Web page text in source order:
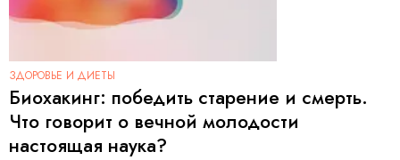
ЗДОРОВЬЕ И ДИЕТЫ
Биохакинг: победить старение и смерть.
Что говорит о вечной молодости
настоящая наука?